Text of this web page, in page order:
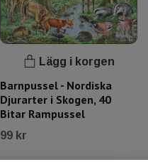
Lägg i korgen
Barnpussel - Nordiska
Djurarter i Skogen, 40
Bitar Rampussel
99 kr